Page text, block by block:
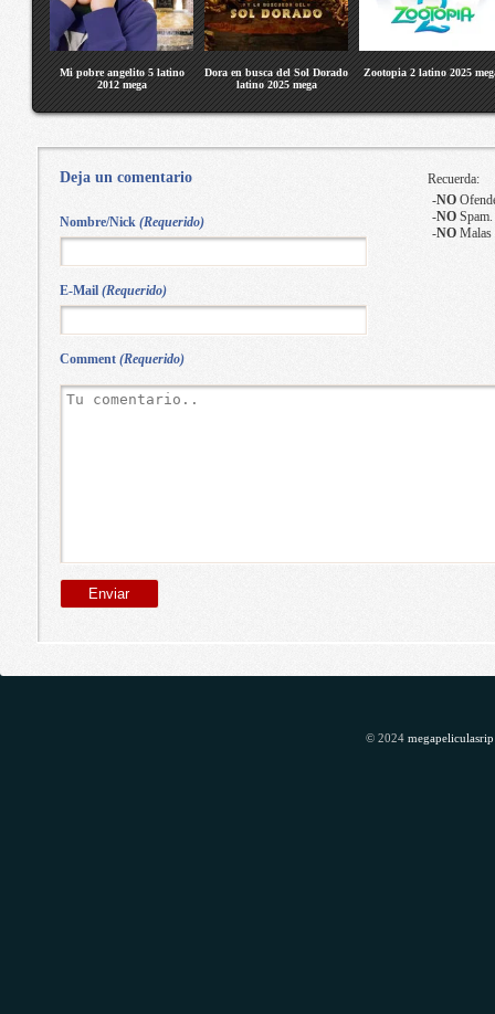
Mi pobre angelito 5 latino
2012 mega
Dora en busca del Sol Dorado
latino 2025 mega
Zootopia 2 latino 2025
Deja un comentario
Comment (Requerido)
Recuerda:
-NO
-NOSpam.
-NOMalas
Nombre/Nick (Requerido)
E-Mail (Requerido)
© 2024 megapeliculasrip